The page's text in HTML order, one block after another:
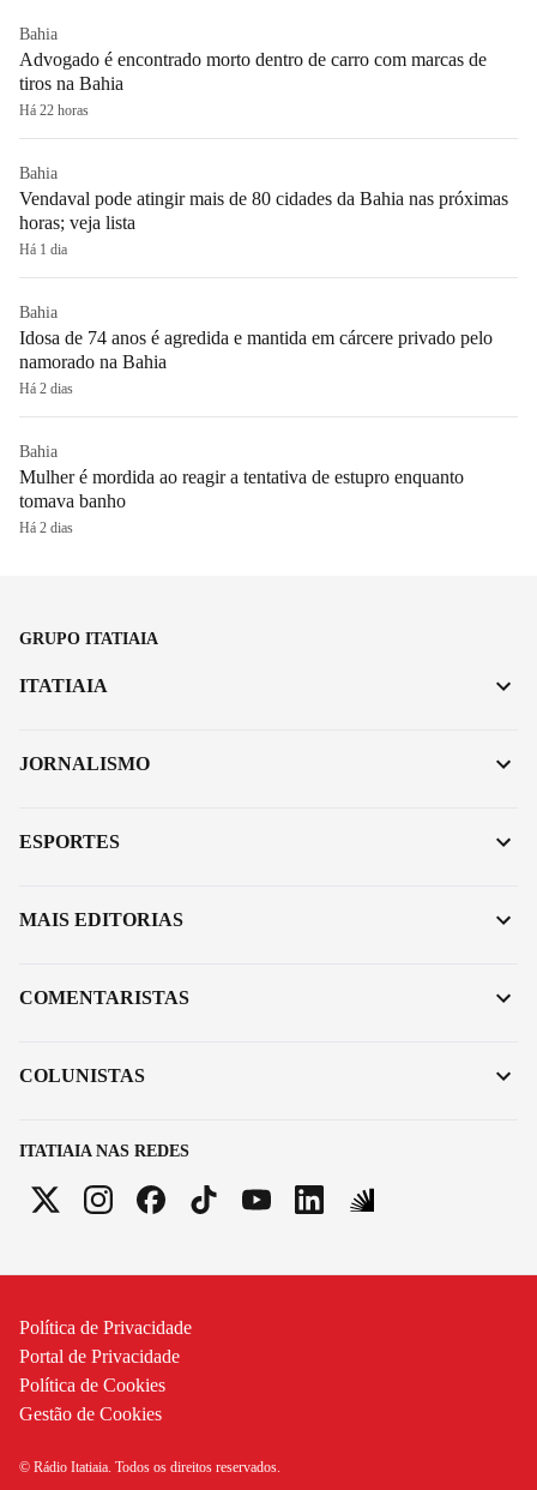
Bahia
Advogado é encontrado morto dentro de carro com marcas de
tiros na Bahia
Há 22 horas
Bahia
Vendaval pode atingir mais de 80 cidades da Bahia nas próximas
horas; veja lista
Há 1 dia
Bahia
Idosa de 74 anos é agredida e mantida em cárcere privado pelo
namorado na Bahia
Há 2 dias
Bahia
Mulher é mordida ao reagir a tentativa de estupro enquanto
tomava banho
Há 2 dias
GRUPO ITATIAIA
ITATIAIA NAS REDES
ITATIAIA
JORNALISMO
ESPORTES
MAIS EDITORIAS
COMENTARISTAS
COLUNISTAS
Política de Privacidade
Portal de Privacidade
Política de Cookies
Gestão de Cookies
© Rádio Itatiaia. Todos os direitos reservados.